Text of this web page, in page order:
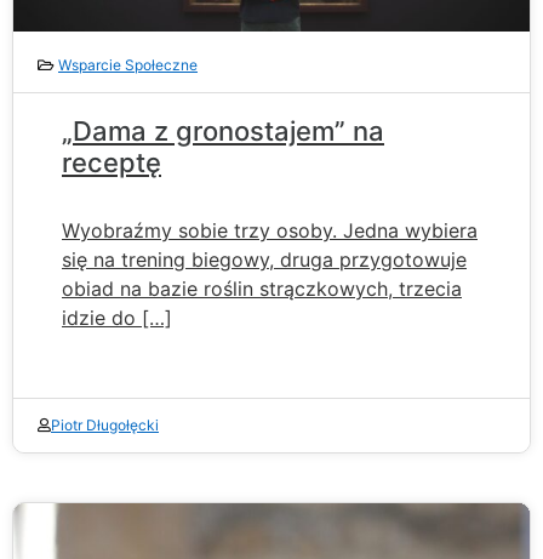
Wsparcie Społeczne
„Dama z gronostajem” na
receptę
Wyobraźmy sobie trzy osoby. Jedna wybiera
się na trening biegowy, druga przygotowuje
obiad na bazie roślin strączkowych, trzecia
idzie do […]
Piotr Długołęcki